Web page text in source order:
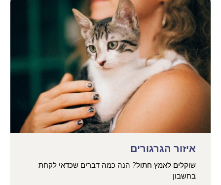
איזור הגרגורים
שוקלים לאמץ חתול? הנה כמה דברים שכדאי לקחת
בחשבון